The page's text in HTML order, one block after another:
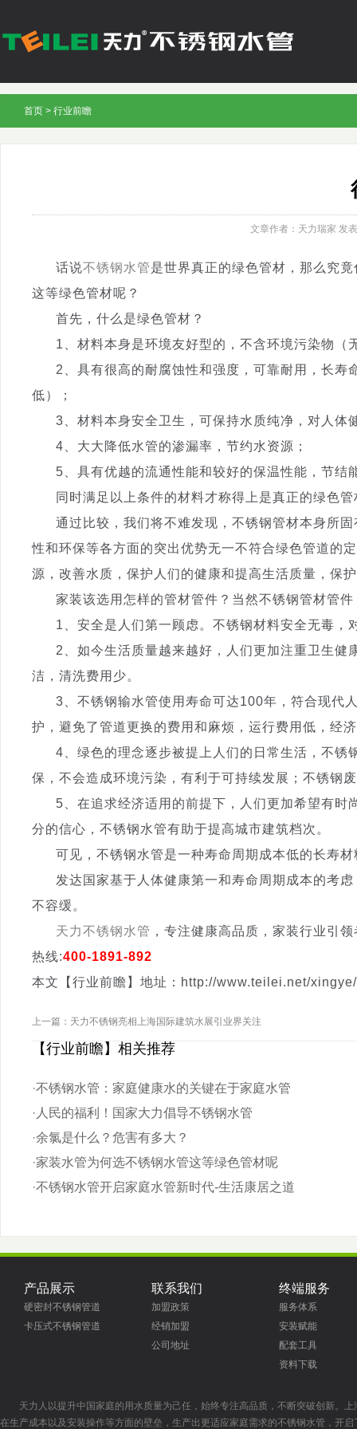
首页 > 行业前瞻
文章作者：天力瑞家 发
话说不锈钢水管是世界真正的绿色管材，那么究
这等绿色管材呢？
首先，什么是绿色管材？
1、材料本身是环境友好型的，不含环境污染物（
2、具有很高的耐腐蚀性和强度，可靠耐用，长寿
低）；
3、材料本身安全卫生，可保持水质纯净，对人体
4、大大降低水管的渗漏率，节约水资源；
5、具有优越的流通性能和较好的保温性能，节结
同时满足以上条件的材料才称得上是真正的绿色管
通过比较，我们将不难发现，不锈钢管材本身所固
性和环保等各方面的突出优势无一不符合绿色管道的
源，改善水质，保护人们的健康和提高生活质量，保
家装该选用怎样的管材管件？当然不锈钢管材管件
1、安全是人们第一顾虑。不锈钢材料安全无毒，
2、如今生活质量越来越好，人们更加注重卫生健
洁，清洗费用少。
3、不锈钢输水管使用寿命可达100年，符合现代
护，避免了管道更换的费用和麻烦，运行费用低，经
4、绿色的理念逐步被提上人们的日常生活，不锈
保，不会造成环境污染，有利于可持续发展；不锈钢
5、在追求经济适用的前提下，人们更加希望有时
分的信心，不锈钢水管有助于提高城市建筑档次。
可见，不锈钢水管是一种寿命周期成本低的长寿材
发达国家基于人体健康第一和寿命周期成本的考虑
不容缓。
天力不锈钢水管 ，专注健康高品质，家装行业
热线:400-1891-892
本文【行业前瞻】地址：http://www.teilei.net/
上一篇：天力不锈钢亮相上海国际建筑水展引业界关注
【行业前瞻】相关推荐
·不锈钢水管：家庭健康水的关键在于家庭水管
· 人民的福利！国家大力倡导不锈钢水管
·余氯是什么？危害有多大？
·家装水管为何选不锈钢水管这等绿色管材呢
·不锈钢水管开启家庭水管新时代-生活康居之道
产品展示
硬密封不锈钢管道
卡压式不锈钢管道
联系我们
加盟政策
经销加盟
公司地址
终端服务
服务体系
安装赋能
配套工具
资料下载
天力人以提升中国家庭的用水质量为己任，始终专注高品质，不断突破创新。
在生产成本以及安装操作等方面的壁垒，生产出更适应家庭需求的不锈钢水管，开